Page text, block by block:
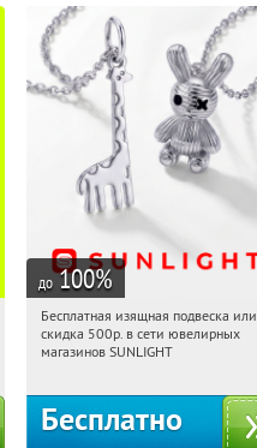
до 100%
00:44:53 Получили:
Россия
Бесплатная изящная подвеска или
скидка 500р. в сети ювелирных
магазинов SUNLIGHT
Бесплатно